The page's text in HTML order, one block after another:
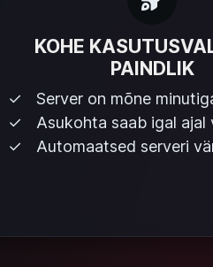
KOHE
PAINDLIK
Server on mõne
Asukohta saab igal ajal
Automaatsed serveri